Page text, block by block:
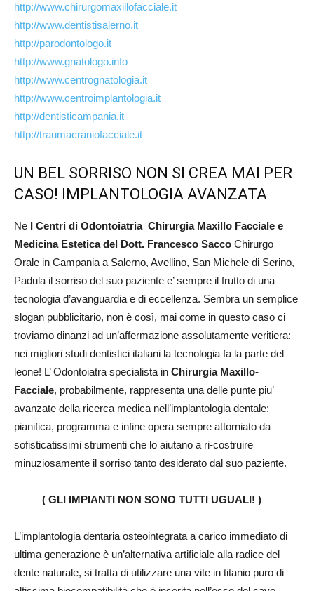
http://www.chirurgomaxillofacciale.it
http://www.dentistisalerno.it
http://parodontologo.it
http://www.gnatologo.info
http://www.centrognatologia.it
http://www.centroimplantologia.it
http://dentisticampania.it
http://traumacraniofacciale.it
UN BEL SORRISO NON SI CREA MAI PER
CASO! IMPLANTOLOGIA AVANZATA
Ne I Centri di Odontoiatria Chirurgia Maxillo Facciale e
Medicina Estetica del Dott. Francesco Sacco Chirurgo
Orale in Campania a Salerno, Avellino, San Michele di Serino,
Padula il sorriso del suo paziente e’ sempre il frutto di una
tecnologia d’avanguardia e di eccellenza. Sembra un semplice
slogan pubblicitario, non è così, mai come in questo caso ci
troviamo dinanzi ad un’affermazione assolutamente veritiera:
nei migliori studi dentistici italiani la tecnologia fa la parte del
leone! L’ Odontoiatra specialista in Chirurgia Maxillo-
Facciale, probabilmente, rappresenta una delle punte piu’
avanzate della ricerca medica nell’implantologia dentale:
pianifica, programma e infine opera sempre attorniato da
sofisticatissimi strumenti che lo aiutano a ri-costruire
minuziosamente il sorriso tanto desiderato dal suo paziente.
( GLI IMPIANTI NON SONO TUTTI UGUALI! )
L’implantologia dentaria osteointegrata a carico immediato di
ultima generazione è un’alternativa artificiale alla radice del
dente naturale, si tratta di utilizzare una vite in titanio puro di